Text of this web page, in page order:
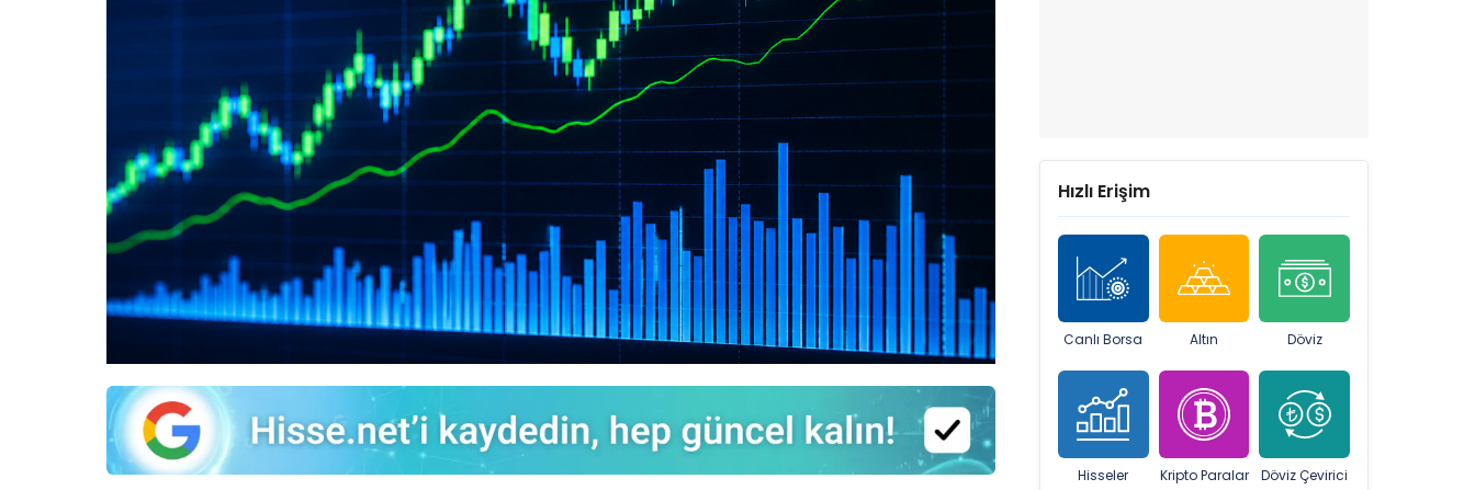
Hızlı Erişim
Canlı Borsa Altın Döviz
Hisseler Kripto Paralar Döviz Çevirici